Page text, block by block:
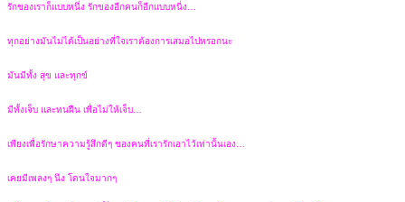
รักของเราก็แบบหนึ่ง รักของอีกคนก็อีกแบบหนี่ง…
ทุกอย่างมันไม่ได้เป็นอย่างที่ใจเราต้องการเสมอไปหรอกนะ
มันมีทั้ง สุข และทุกข์
มีทั้งเจ็บ และทนฝืน เพื่อไม่ให้เจ็บ…
เพียงเพื่อรักษาความรู้สึกดีๆ ของคนที่เรารักเอาไว้เท่านั้นเอง…
เคยมีเพลงๆ นึง โดนใจมากๆ